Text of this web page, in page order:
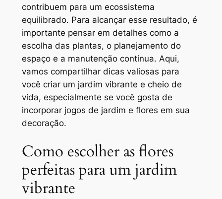
contribuem para um ecossistema
equilibrado. Para alcançar esse resultado, é
importante pensar em detalhes como a
escolha das plantas, o planejamento do
espaço e a manutenção contínua. Aqui,
vamos compartilhar dicas valiosas para
você criar um jardim vibrante e cheio de
vida, especialmente se você gosta de
incorporar jogos de jardim e flores em sua
decoração.
Como escolher as flores
perfeitas para um jardim
vibrante